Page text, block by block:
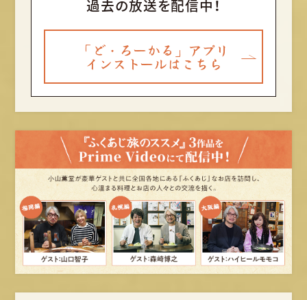
過去の放送を配信中！
「ど・ろーかる」アプリ
インストールはこちら